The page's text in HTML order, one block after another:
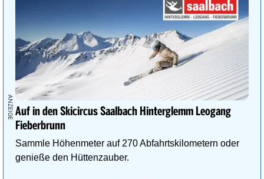
Auf in den Skicircus Saalbach Hinterglemm Leogang
Fieberbrunn
Sammle Höhenmeter auf 270 Abfahrtskilometern oder
genieße den Hüttenzauber.